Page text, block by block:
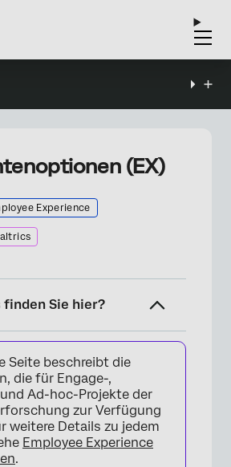
(EX)
Experience
finden Sie hier?
zu Nachrichtenoptionen
Seite beschreibt die
die für Engage-,
Ad-hoc-Projekte der
zur Verfügung
weitere Details zu jedem
Employee Experience
.